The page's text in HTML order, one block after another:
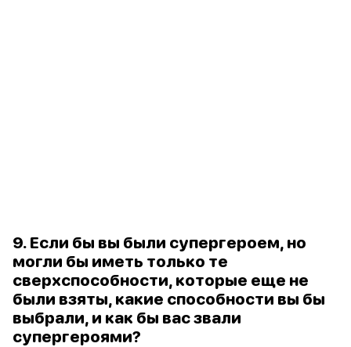
9. Если бы вы были супергероем, но
могли бы иметь только те
сверхспособности, которые еще не
были взяты, какие способности вы бы
выбрали, и как бы вас звали
супергероями?